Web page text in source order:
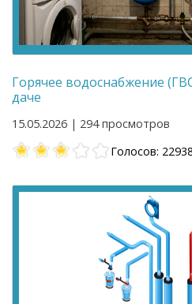
Горячее водоснабжение
даче
15.05.2026 | 294 просмотров
Голосов: